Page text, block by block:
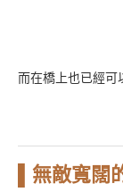
而在橋上也已經可
▌無敵寬